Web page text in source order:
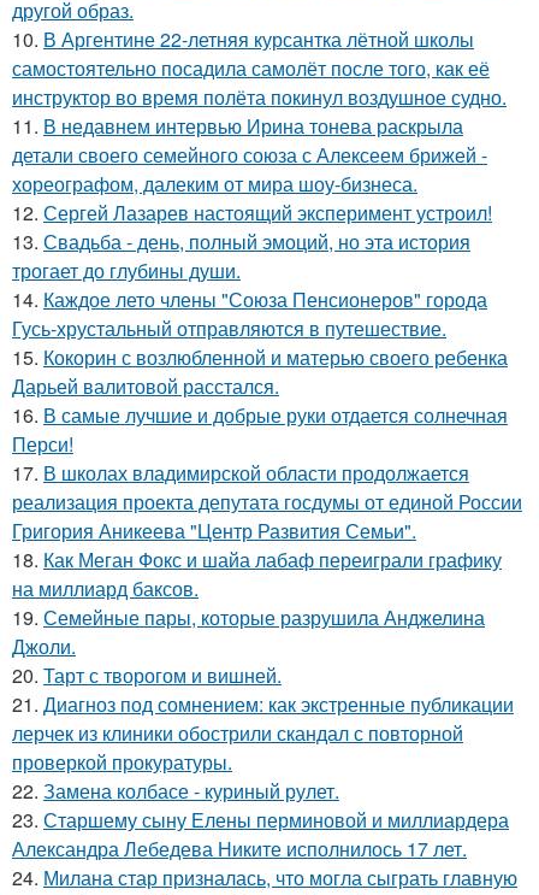
другой образ.
10. В Аргентине 22-летняя курсантка лётной школы
самостоятельно посадила самолёт после того, как её
инструктор во время полёта покинул воздушное судно.
11. В недавнем интервью Ирина тонева раскрыла
детали своего семейного союза с Алексеем брижей -
хореографом, далеким от мира шоу-бизнеса.
12. Сергей Лазарев настоящий эксперимент устроил!
13. Свадьба - день, полный эмоций, но эта история
трогает до глубины души.
14. Каждое лето члены "Союза Пенсионеров" города
Гусь-хрустальный отправляются в путешествие.
15. Кокорин с возлюбленной и матерью своего ребенка
Дарьей валитовой расстался.
16. В самые лучшие и добрые руки отдается солнечная
Перси!
17. В школах владимирской области продолжается
реализация проекта депутата госдумы от единой России
Григория Аникеева "Центр Развития Семьи".
18. Как Меган Фокс и шайа лабаф переиграли графику
на миллиард баксов.
19. Семейные пары, которые разрушила Анджелина
Джоли.
20. Тарт с творогом и вишней.
21. Диагноз под сомнением: как экстренные публикации
лерчек из клиники обострили скандал с повторной
проверкой прокуратуры.
22. Замена колбасе - куриный рулет.
23. Старшему сыну Елены перминовой и миллиардера
Александра Лебедева Никите исполнилось 17 лет.
24. Милана стар призналась, что могла сыграть главную